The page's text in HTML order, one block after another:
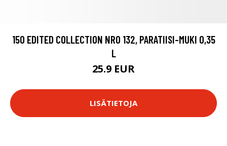
150 EDITED COLLECTION NRO 132, PARATIISI-MUKI 0,35
L
25.9 EUR
LISÄTIETOJA